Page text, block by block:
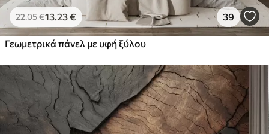
22.05€13 .23€ 39
Γεωμετρικά πάνελ με υφή ξύλου